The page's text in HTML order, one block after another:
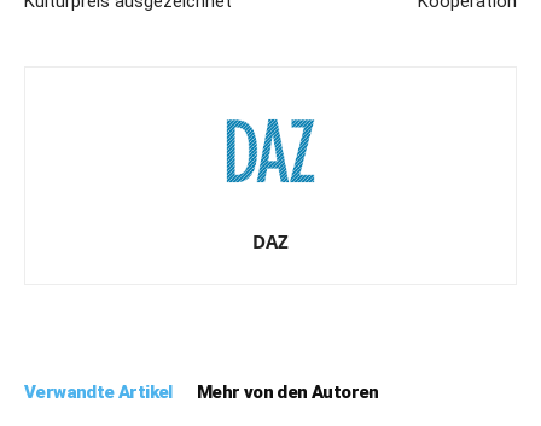
DAZ
Verwandte Artikel Mehr von den Autoren